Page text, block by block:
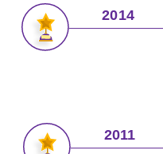
2014
2011